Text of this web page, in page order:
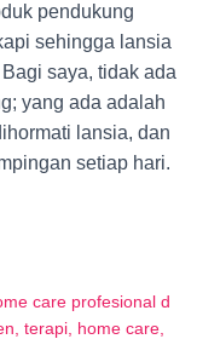
pendukung
sehingga lansia
saya, tidak ada
yang ada adalah
lansia, dan
setiap hari.
care profesional d
terapi, home care,